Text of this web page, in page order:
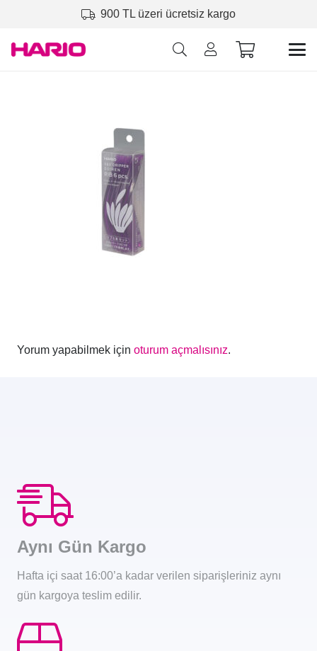
900 TL üzeri ücretsiz kargo
Yorum yapabilmek için oturum açmalısınız.
Aynı Gün Kargo
Hafta içi saat 16:00’a kadar verilen siparişleriniz aynı
gün kargoya teslim edilir.